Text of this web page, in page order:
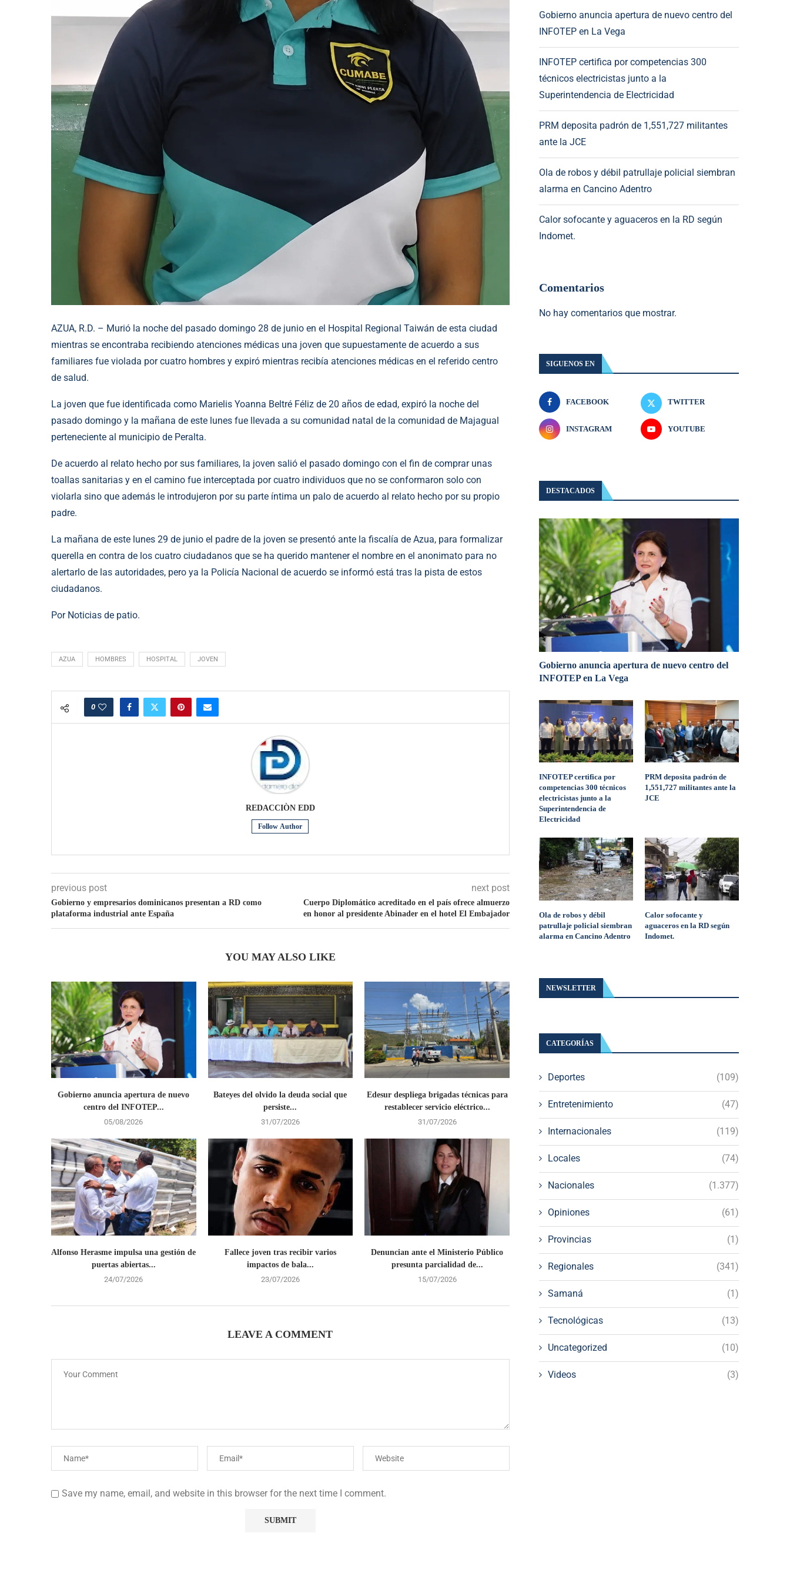
AZUA, R.D. – Murió la noche del pasado domingo 28 de junio en el Hospital Regional Taiwán de esta ciudad
mientras se encontraba recibiendo atenciones médicas una joven que supuestamente de acuerdo a sus
familiares fue violada por cuatro hombres y expiró mientras recibía atenciones médicas en el referido centro
de salud.
La joven que fue identificada como Marielis Yoanna Beltré Féliz de 20 años de edad, expiró la noche del
pasado domingo y la mañana de este lunes fue llevada a su comunidad natal de la comunidad de Majagual
perteneciente al municipio de Peralta.
De acuerdo al relato hecho por sus familiares, la joven salió el pasado domingo con el fin de comprar unas
toallas sanitarias y en el camino fue interceptada por cuatro individuos que no se conformaron solo con
violarla sino que además le introdujeron por su parte íntima un palo de acuerdo al relato hecho por su propio
padre.
La mañana de este lunes 29 de junio el padre de la joven se presentó ante la fiscalía de Azua, para formalizar
querella en contra de los cuatro ciudadanos que se ha querido mantener el nombre en el anonimato para no
alertarlo de las autoridades, pero ya la Policía Nacional de acuerdo se informó está tras la pista de estos
ciudadanos.
Por Noticias de patio.
AZUA HOMBRES HOSPITAL JOVEN
0
REDACCIÒN EDD
Follow Author
previous post
Gobierno y empresarios dominicanos presentan a RD como
plataforma industrial ante España
next post
Cuerpo Diplomático acreditado en el país ofrece almuerzo
en honor al presidente Abinader en el hotel El Embajador
YOU MAY ALSO LIKE
Gobierno anuncia apertura de nuevo
centro del INFOTEP...
05/08/2026
Bateyes del olvido la deuda social que
persiste...
31/07/2026
Edesur despliega brigadas técnicas para
restablecer servicio eléctrico...
31/07/2026
Alfonso Herasme impulsa una gestión de
puertas abiertas...
24/07/2026
Fallece joven tras recibir varios
impactos de bala...
23/07/2026
Denuncian ante el Ministerio Público
presunta parcialidad de...
15/07/2026
LEAVE A COMMENT
Save my name, email, and website in this browser for the next time I comment.
Gobierno anuncia apertura de nuevo centro del
INFOTEP en La Vega
INFOTEP certifica por competencias 300
técnicos electricistas junto a la
Superintendencia de Electricidad
PRM deposita padrón de 1,551,727 militantes
ante la JCE
Ola de robos y débil patrullaje policial siembran
alarma en Cancino Adentro
Calor sofocante y aguaceros en la RD según
Indomet.
Comentarios
No hay comentarios que mostrar.
SIGUENOS EN
FACEBOOK TWITTER
INSTAGRAM YOUTUBE
DESTACADOS
Gobierno anuncia apertura de nuevo centro del
INFOTEP en La Vega
INFOTEP certifica por
competencias 300 técnicos
electricistas junto a la
Superintendencia de
Electricidad
PRM deposita padrón de
1,551,727 militantes ante la
JCE
Ola de robos y débil
patrullaje policial siembran
alarma en Cancino Adentro
Calor sofocante y
aguaceros en la RD según
Indomet.
NEWSLETTER
CATEGORÍAS
Deportes (109)
Entretenimiento (47)
Internacionales (119)
Locales (74)
Nacionales (1.377)
Opiniones (61)
Provincias (1)
Regionales (341)
Samaná (1)
Tecnológicas (13)
Uncategorized (10)
Videos (3)